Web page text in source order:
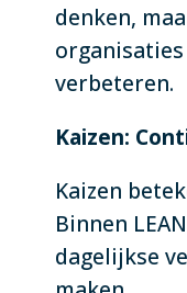
denken,
verbeteren.
Kaizen:
Kaizen
Binnen
dagelijkse